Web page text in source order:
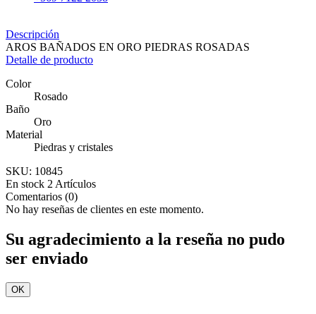
Descripción
AROS BAÑADOS EN ORO PIEDRAS ROSADAS
Detalle de producto
Color
Rosado
Baño
Oro
Material
Piedras y cristales
SKU: 10845
En stock 2 Artículos
Comentarios (0)
No hay reseñas de clientes en este momento.
Su agradecimiento a la reseña no pudo
ser enviado
OK